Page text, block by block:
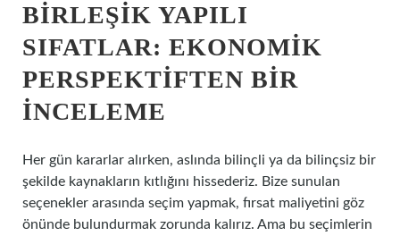
BIRLEŞIK YAPILI
SIFATLAR: EKONOMIK
PERSPEKTIFTEN BIR
İNCELEME
Her gün kararlar alırken, aslında bilinçli ya da bilinçsiz bir
şekilde kaynakların kıtlığını hissederiz. Bize sunulan
seçenekler arasında seçim yapmak, fırsat maliyetini göz
önünde bulundurmak zorunda kalırız. Ama bu seçimlerin